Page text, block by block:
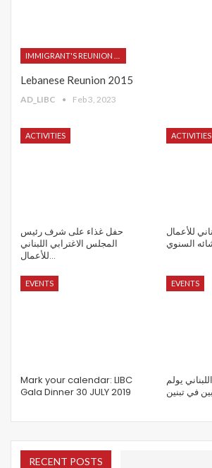
Lebanese Reunion 2015
AD_LIBC Feb 3, 2023
ACTIVITIES
حفل غذاء على شرف رئيس
المجلس الاغترابي اللبناني
للأعمال…
ACTIVITIES
للأعمال
السنوي
EVENTS
Mark your calendar: LIBC
Gala Dinner 30 JULY 2019
EVENTS
يولم
في تبنين
RECENT POSTS